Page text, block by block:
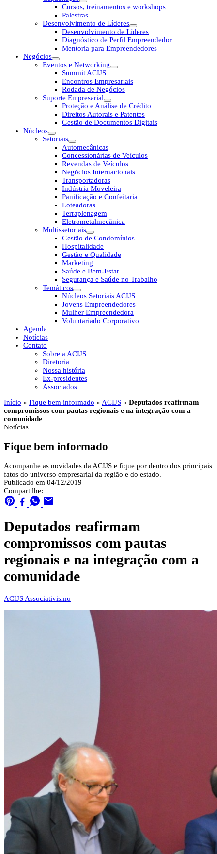
Cursos, treinamentos e workshops
Palestras
Desenvolvimento de Líderes
Desenvolvimento de Líderes
Diagnóstico de Perfil Empreendedor
Mentoria para Empreendedores
Negócios
Eventos e Networking
Summit ACIJS
Encontros Empresariais
Rodada de Negócios
Suporte Empresarial
Proteção e Análise de Crédito
Direitos Autorais e Patentes
Gestão de Documentos Digitais
Núcleos
Setoriais
Automecânicas
Concessionárias de Veículos
Revendas de Veículos
Negócios Internacionais
Transportadoras
Indústria Moveleira
Panificação e Confeitaria
Loteadoras
Terraplenagem
Eletrometalmecânica
Multissetoriais
Gestão de Condomínios
Hospitalidade
Gestão e Qualidade
Marketing
Saúde e Bem-Estar
Segurança e Saúde no Trabalho
Temáticos
Núcleos Setoriais ACIJS
Jovens Empreendedores
Mulher Empreendedora
Voluntariado Corporativo
Agenda
Notícias
Contato
Sobre a ACIJS
Diretoria
Nossa história
Ex-presidentes
Associados
Início » Fique bem informado » ACIJS » Deputados reafirmam
compromissos com pautas regionais e na integração com a
comunidade
Notícias
Fique bem informado
Acompanhe as novidades da ACIJS e fique por dentro dos principais
fatos do universo empresarial da região e do estado.
Publicado em 04/12/2019
Compartilhe:
Deputados reafirmam
compromissos com pautas
regionais e na integração com a
comunidade
ACIJS Associativismo